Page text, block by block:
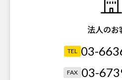
法人のお
TEL 03-
FAX 03-